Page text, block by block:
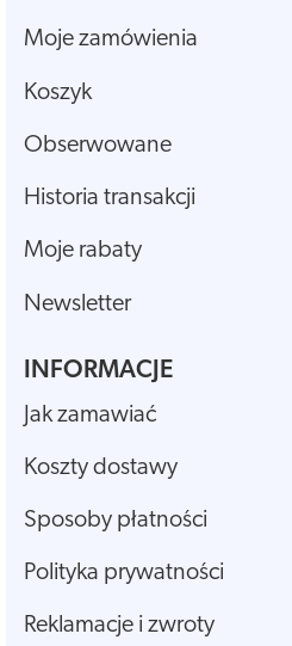
Moje zamówienia
Koszyk
Obserwowane
Historia transakcji
Moje rabaty
Newsletter
INFORMACJE
Jak zamawiać
Koszty dostawy
Sposoby płatności
Polityka prywatności
Reklamacje i zwroty